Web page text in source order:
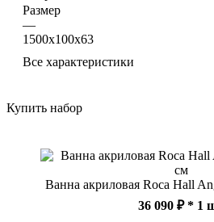
Размер
—
1500х100х63
Все характеристики
Купить набор
Ванна акриловая Roca Hall
36 090 ₽* 1